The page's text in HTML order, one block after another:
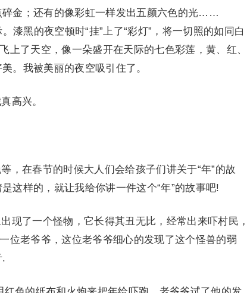
碎金；还有的像彩虹一样发出五颜六色的光……
黑的夜空顿时“挂”上了“彩灯”，将一切照的如同白
了天空，像一朵盛开在天际的七色彩莲，黄、红、
。我被美丽的夜空吸引住了。
高兴。
在春节的时候大人们会给孩子们讲关于“年”的故
这样的，就让我给你讲一件这个“年”的故事吧!
了一个怪物，它长得其丑无比，经常出来吓村民，
位老爷爷，这位老爷爷细心的发现了这个怪兽的弱
.